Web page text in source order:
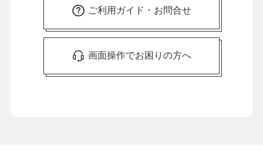
ご利用ガイド・お問合せ
画面操作でお困りの方へ